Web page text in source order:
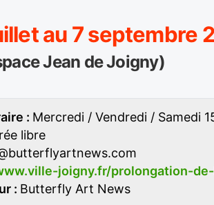
au 7 septembre
Jean de Joigny)
: Mercredi / Vendredi / Samedi
libre
joigny.fr/prolongation-
: Butterfly Art News